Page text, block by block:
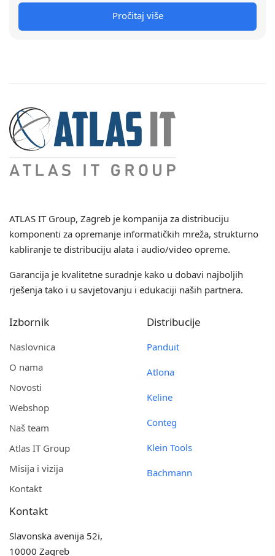
Pročitaj više
ATLAS IT Group, Zagreb je kompanija za distribuciju
komponenti za opremanje informatičkih mreža, strukturno
kabliranje te distribuciju alata i audio/video opreme.
Garancija je kvalitetne suradnje kako u dobavi najboljih
rješenja tako i u savjetovanju i edukaciji naših partnera.
Izbornik
Naslovnica
O nama
Novosti
Webshop
Naš team
Atlas IT Group
Misija i vizija
Kontakt
Distribucije
Panduit
Atlona
Keline
Conteg
Klein Tools
Bachmann
Kontakt
Slavonska avenija 52i,
10000 Zagreb